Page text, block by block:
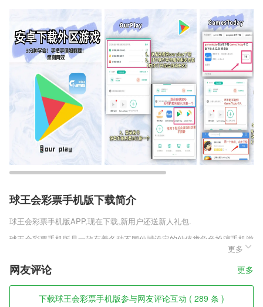
球王会彩票手机版下载简介
球王会彩票手机版APP,现在下载,新用户还送新人礼包.
球王会彩票手机版是一款有着各种不同仙域设定的仙侠类角色扮演手机游
戏，你将成为这个世界中的特殊存在，符合各种不同的顶尖体质，有着过
人的根骨和悟性。木秀成林风必摧之，你将成为所有门派追杀的对象，通
过这些特殊的存在来体验更多独有的玩法。
球王会彩票手机版软件特色
更多
网友评论 更多
下载球王会彩票手机版参与网友评论互动 ( 289 条 )